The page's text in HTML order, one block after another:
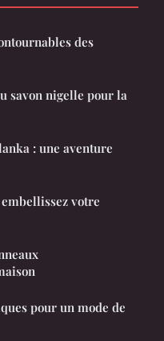
des
savon nigelle pour la
: une aventure
votre
pour un mode de